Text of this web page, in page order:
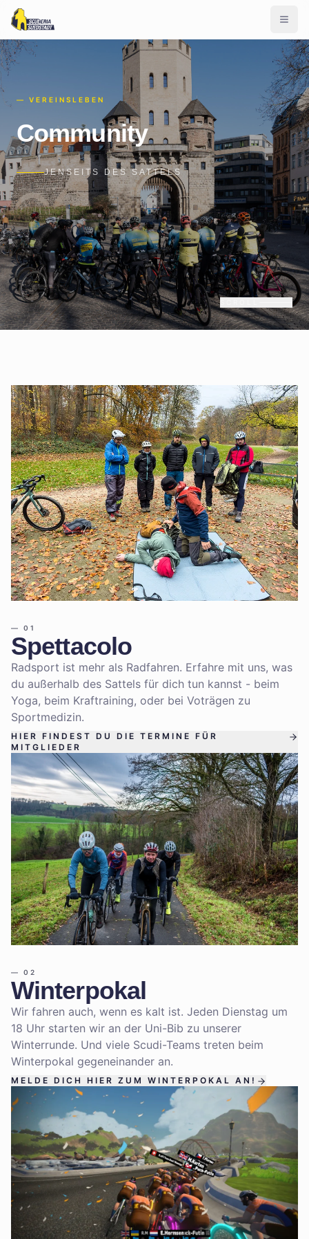
— VEREINSLEBEN
Community
JENSEITS DES SATTELS
— 01
Spettacolo
Radsport ist mehr als Radfahren. Erfahre mit uns, was
du außerhalb des Sattels für dich tun kannst - beim
Yoga, beim Kraftraining, oder bei Voträgen zu
Sportmedizin.
HIER FINDEST DU DIE TERMINE FÜR
MITGLIEDER
— 02
Winterpokal
Wir fahren auch, wenn es kalt ist. Jeden Dienstag um
18 Uhr starten wir an der Uni-Bib zu unserer
Winterrunde. Und viele Scudi-Teams treten beim
Winterpokal gegeneinander an.
MELDE DICH HIER ZUM WINTERPOKAL AN!